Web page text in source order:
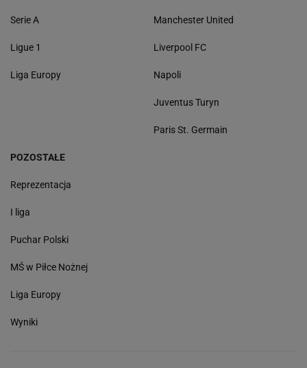
Serie A
Ligue 1
Liga Europy
Manchester United
Liverpool FC
Napoli
Juventus Turyn
Paris St. Germain
POZOSTAŁE
Reprezentacja
I liga
Puchar Polski
MŚ w Piłce Nożnej
Liga Europy
Wyniki